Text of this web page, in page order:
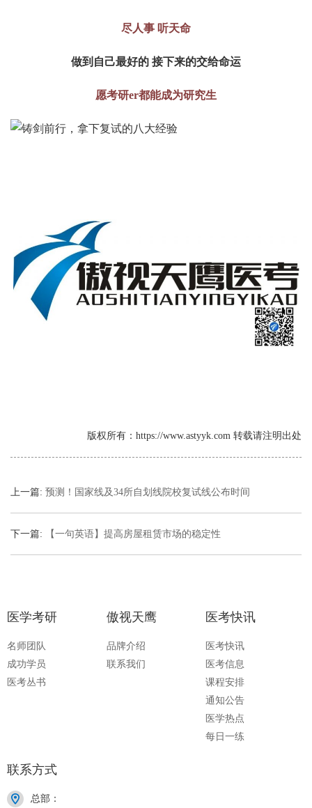
尽人事 听天命
做到自己最好的 接下来的交给命运
愿考研er都能成为研究生
版权所有：https://www.astyyk.com 转载请注明出处
上一篇: 预测！国家线及34所自划线院校复试线公布时间
下一篇: 【一句英语】提高房屋租赁市场的稳定性
医学考研
名师团队
成功学员
医考丛书
傲视天鹰
品牌介绍
联系我们
医考快讯
医考快讯
医考信息
课程安排
通知公告
医学热点
每日一练
联系方式
总部：